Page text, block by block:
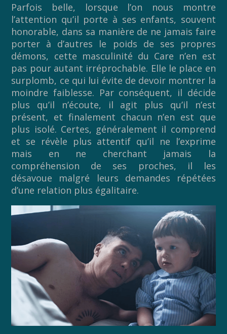
Parfois belle, lorsque l’on nous montre
l’attention qu’il porte à ses enfants, souvent
honorable, dans sa manière de ne jamais faire
porter à d’autres le poids de ses propres
démons, cette masculinité du Care n’en est
pas pour autant irréprochable. Elle le place en
surplomb, ce qui lui évite de devoir montrer la
moindre faiblesse. Par conséquent, il décide
plus qu’il n’écoute, il agit plus qu’il n’est
présent, et finalement chacun n’en est que
plus isolé. Certes, généralement il comprend
et se révèle plus attentif qu’il ne l’exprime
mais en ne cherchant jamais la
compréhension de ses proches, il les
désavoue malgré leurs demandes répétées
d’une relation plus égalitaire.